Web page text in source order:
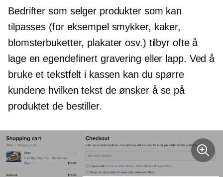
Bedrifter som selger produkter som kan
tilpasses (for eksempel smykker, kaker,
blomsterbuketter, plakater osv.) tilbyr ofte å
lage en egendefinert gravering eller lapp. Ved å
bruke et tekstfelt i kassen kan du spørre
kundene hvilken tekst de ønsker å se på
produktet de bestiller.